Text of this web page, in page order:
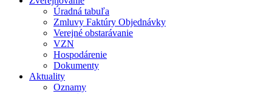
Úradná tabuľa
Zmluvy Faktúry Objednávky
Verejné obstarávanie
VZN
Hospodárenie
Dokumenty
Aktuality
Oznamy